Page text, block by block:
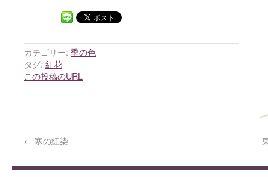
カテゴリー: 季の色
タグ: 紅花
この投稿のURL
← 寒の紅染